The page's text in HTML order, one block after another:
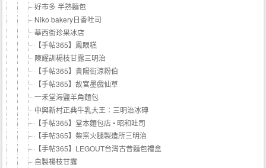
好市多 半熟麵包
Niko bakery日香吐司
華西街珍果冰店
【手帖365】鳳眼糕
陳耀訓楊枝甘露三明治
【手帖365】貴陽街涼粉伯
【手帖365】故宮墨戲仙草
一禾堂海鹽羊角麵包
中興新村正典牛乳大王：三明治冰磚
【手帖365】堂本麵包店 • 昭和吐司
【手帖365】柴窯火腿製造所三明治
【手帖365】LEGOUT台灣古昔麵包禮盒
自製楊枝甘露